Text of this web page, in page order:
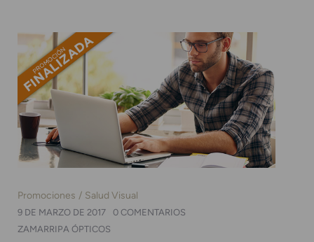
Promociones Salud Visual
9 DE MARZO DE 2017
0 COMENTARIOS
ZAMARRIPA ÓPTICOS